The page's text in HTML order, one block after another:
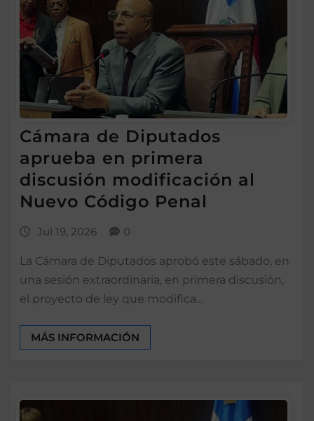
Cámara de Diputados
aprueba en primera
discusión modificación al
Nuevo Código Penal
Jul 19, 2026 0
La Cámara de Diputados aprobó este sábado, en
una sesión extraordinaria, en primera discusión,
el proyecto de ley que modifica…
MÁS INFORMACIÓN